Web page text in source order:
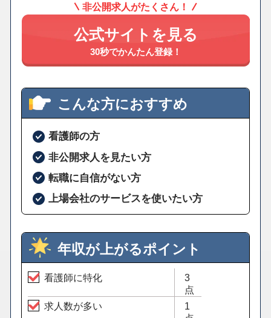
非公開求人がたくさん！
公式サイトを見る
30秒でかんたん登録！
こんな方におすすめ
看護師の方
非公開求人を見たい方
転職に自信がない方
上場会社のサービスを使いたい方
年収が上がるポイント
看護師に特化
3
点
求人数が多い
1